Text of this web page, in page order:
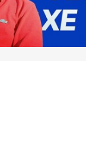
KATA không làm